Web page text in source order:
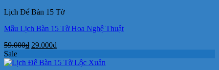
24.000₫.
Lịch Để Bàn 15 Tờ
Mẫu Lịch Bàn 15 Tờ Hoa Nghệ Thuật
59.000₫ Giá
là:
29.000₫Giá
tại
Sale